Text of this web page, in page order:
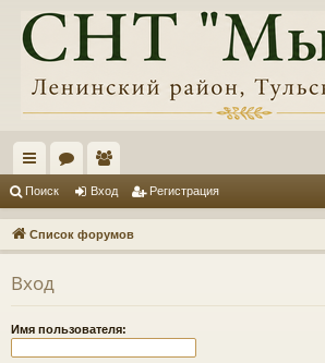
с
ы
лк
и
ум
ы
ол
ьз
ов
и
Поиск Вход Регистрация
Список форумов
Вход
Имя пользователя: